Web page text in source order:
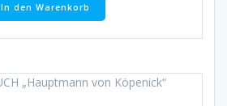
In den Warenkorb